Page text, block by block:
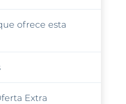
ofrece esta
Extra